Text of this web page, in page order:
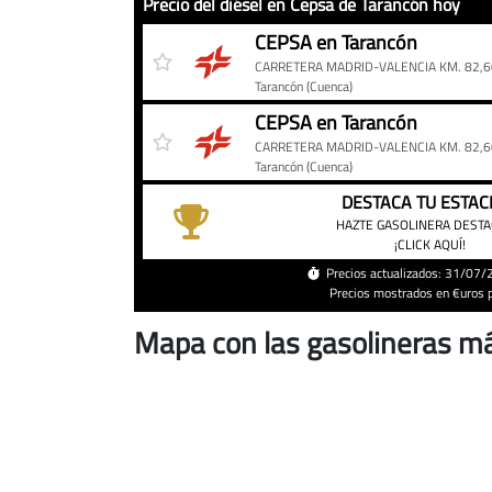
del
Cepsa
PrecioCEPSA en Tarancón
CARRETERA MADRID-VALENCIA KM.
Tarancón(Cuenca)
CEPSA en Tarancón
CARRETERA MADRID-VALENCIA KM.
Tarancón(Cuenca)
DESTACA TU
HAZTE GASOLINERA
¡CLICK AQUÍ!
Precios actualizados: 31/
Precios mostrados en €uros
Mapa con las gasolineras